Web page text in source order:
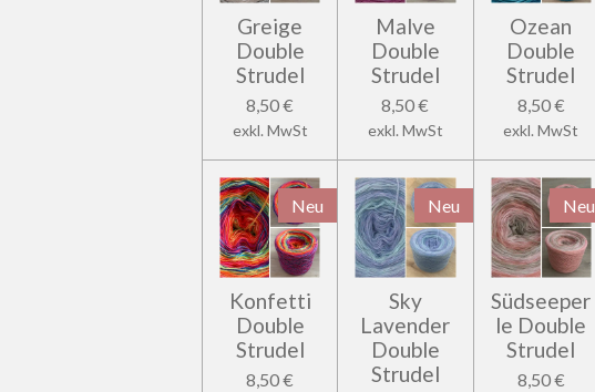
Greige
Double
Strudel
8,50 €
exkl. MwSt
Malve
Double
Strudel
8,50 €
exkl. MwSt
Ozean
Double
Strudel
8,50 €
exkl. MwSt
Neu
Konfetti
Double
Strudel
8,50 €
Neu
Sky
Lavender
Double
Strudel
Neu
Südseeper
le Double
Strudel
8,50 €